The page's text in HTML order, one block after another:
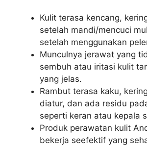
Kulit terasa kencang,
setelah mandi/mencuci
setelah menggunakan
Munculnya jerawat yang
sembuh atau iritasi kulit
yang jelas.
Rambut terasa kaku,
diatur, dan ada residu
seperti keran atau kepala
Produk perawatan kulit
bekerja seefektif yang